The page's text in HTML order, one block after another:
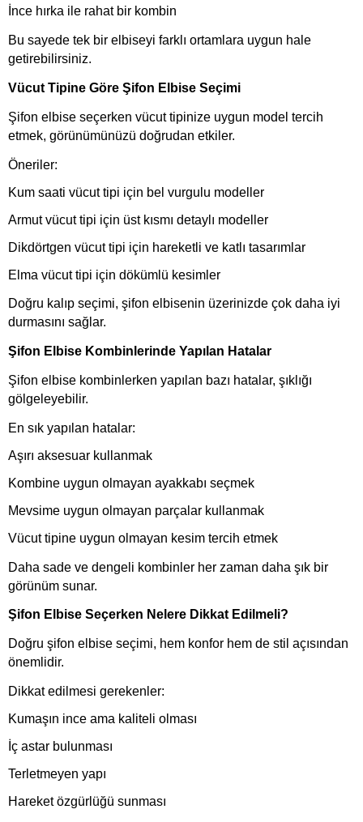
İnce hırka ile rahat bir kombin
Bu sayede tek bir elbiseyi farklı ortamlara uygun hale
getirebilirsiniz.
Vücut Tipine Göre Şifon Elbise Seçimi
Şifon elbise seçerken vücut tipinize uygun model tercih
etmek, görünümünüzü doğrudan etkiler.
Öneriler:
Kum saati vücut tipi için bel vurgulu modeller
Armut vücut tipi için üst kısmı detaylı modeller
Dikdörtgen vücut tipi için hareketli ve katlı tasarımlar
Elma vücut tipi için dökümlü kesimler
Doğru kalıp seçimi, şifon elbisenin üzerinizde çok daha iyi
durmasını sağlar.
Şifon Elbise Kombinlerinde Yapılan Hatalar
Şifon elbise kombinlerken yapılan bazı hatalar, şıklığı
gölgeleyebilir.
En sık yapılan hatalar:
Aşırı aksesuar kullanmak
Kombine uygun olmayan ayakkabı seçmek
Mevsime uygun olmayan parçalar kullanmak
Vücut tipine uygun olmayan kesim tercih etmek
Daha sade ve dengeli kombinler her zaman daha şık bir
görünüm sunar.
Şifon Elbise Seçerken Nelere Dikkat Edilmeli?
Doğru şifon elbise seçimi, hem konfor hem de stil açısından
önemlidir.
Dikkat edilmesi gerekenler:
Kumaşın ince ama kaliteli olması
İç astar bulunması
Terletmeyen yapı
Hareket özgürlüğü sunması